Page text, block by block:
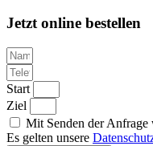
Jetztonline bestellen
Start
Ziel
Mit Senden der
Es gelten unsere